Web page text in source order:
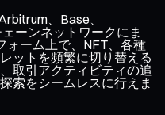
、Base、
ーンネットワークにま
ォーム上で、NFT、各種
ットを頻繁に切り替える
取引アクティビティの追
索をシームレスに行えま